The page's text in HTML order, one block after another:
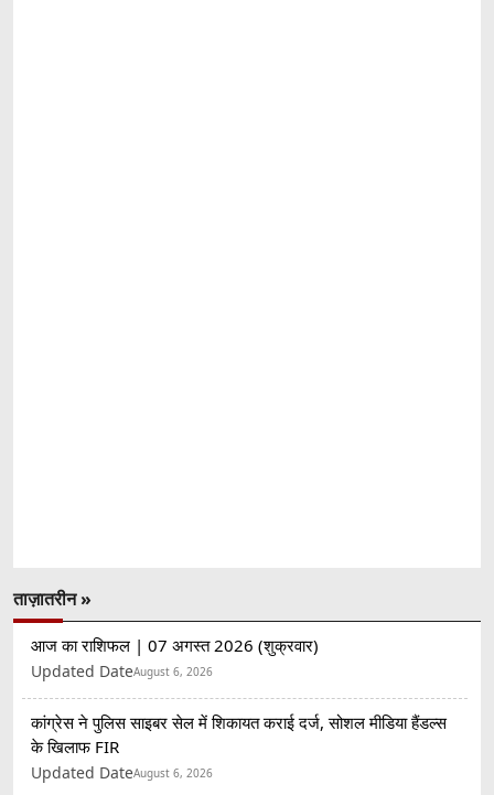
ताज़ातरीन »
आज का राशिफल | 07 अगस्त 2026 (शुक्रवार)
Updated DateAugust 6, 2026
कांग्रेस ने पुलिस साइबर सेल में शिकायत कराई दर्ज, सोशल मीडिया हैंडल्स
के खिलाफ FIR
Updated DateAugust 6, 2026